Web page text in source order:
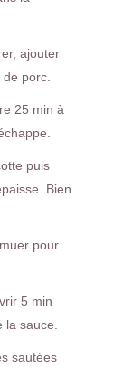
ajouter
porc.
25 min à
puis
Bien
pour
5 min
la sauce.
sautées